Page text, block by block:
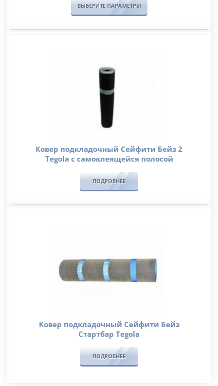
ВЫБЕРИТЕ ПАРАМЕТРЫ
Ковер подкладочный Сейфити Бейз 2
Tegola c самоклеящейся полосой
ПОДРОБНЕЕ
Ковер подкладочный Сейфити Бейз
Стартбар Tegola
ПОДРОБНЕЕ